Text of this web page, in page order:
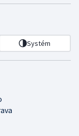
Systém